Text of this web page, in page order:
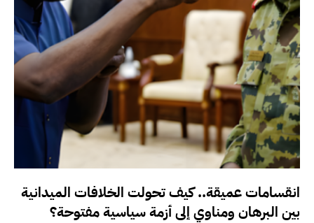
انقسامات عميقة.. كيف تحولت الخلافات الميدانية
بين البرهان ومناوي إلى أزمة سياسية مفتوحة؟